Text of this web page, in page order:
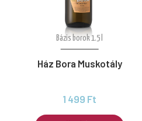
Bázis borok 1.5 l
Ház Bora Muskotály
1 499 Ft